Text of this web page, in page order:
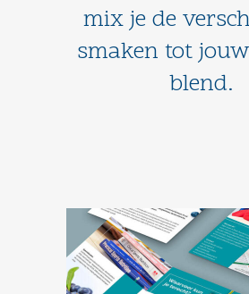
mix je de
smaken tot
blend.